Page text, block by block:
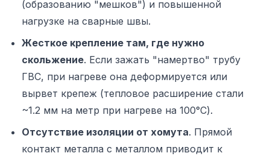
(образованию "мешков") и повышенной
нагрузке на сварные швы.
Жесткое крепление там, где нужно
скольжение. Если зажать "намертво" трубу
ГВС, при нагреве она деформируется или
вырвет крепеж (тепловое расширение стали
~1.2 мм на метр при нагреве на 100°C).
Отсутствие изоляции от хомута. Прямой
контакт металла с металлом приводит к